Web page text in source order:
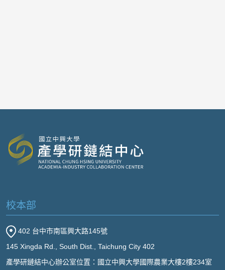
校本部
402 台中市南區興大路145號
145 Xingda Rd., South Dist., Taichung City 402
產學研鏈結中心辦公室位置：國立中興大學國際農業大樓2樓234室